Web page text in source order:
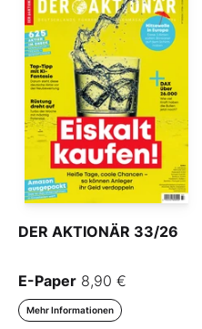
DER AKTIONÄR 33/26
E-Paper 8,90 €
Mehr Informationen